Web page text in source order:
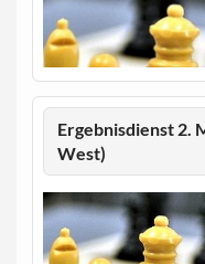
Ergebnisdienst 2.
West)